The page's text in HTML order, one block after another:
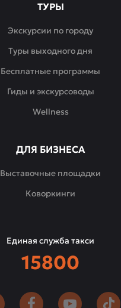
ТУРЫ
Экскурсии по городу
Туры выходного дня
Бесплатные программы
Гиды и экскурсоводы
Wellness
ДЛЯ БИЗНЕСА
Выставочные площадки
Коворкинги
Единая служба такси
15800